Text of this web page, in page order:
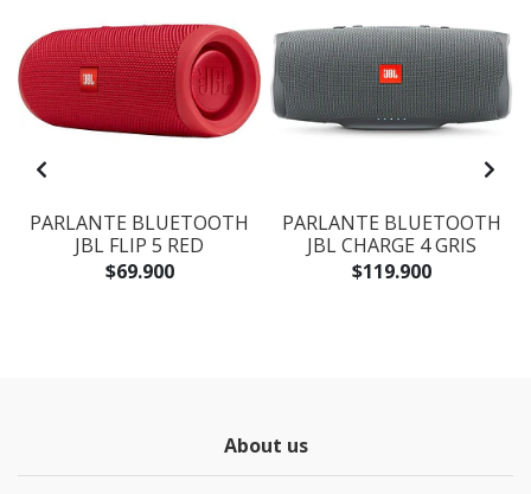
PARLANTE BLUETOOTH
JBL FLIP 5 RED
$69.900
PARLANTE BLUETOOTH
JBL CHARGE 4 GRIS
$119.900
About us